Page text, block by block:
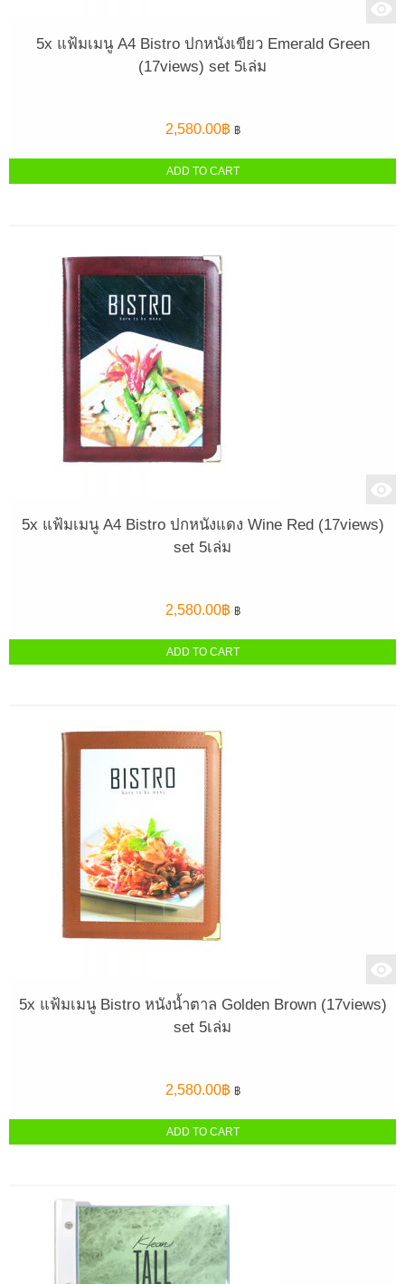
5x แฟ้มเมนู A4 Bistro ปกหนังเขียว Emerald Green
(17views) set 5เล่ม
2,580.00฿ ฿
ADD TO CART
5x แฟ้มเมนู A4 Bistro ปกหนังแดง Wine Red (17views)
set 5เล่ม
2,580.00฿ ฿
ADD TO CART
5x แฟ้มเมนู Bistro หนังน้ำตาล Golden Brown (17views)
set 5เล่ม
2,580.00฿ ฿
ADD TO CART